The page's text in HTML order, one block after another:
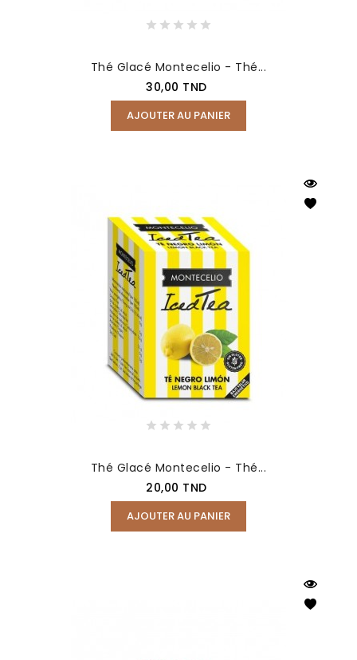
Thé Glacé Montecelio - Thé...
Prix
30,00 TND
AJOUTER AU PANIER
Thé Glacé Montecelio - Thé...
Prix
20,00 TND
AJOUTER AU PANIER